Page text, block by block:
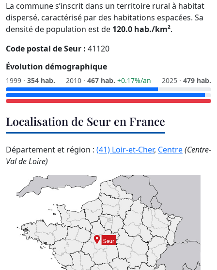
La commune s’inscrit dans un territoire rural à habitat
dispersé, caractérisé par des habitations espacées. Sa
densité de population est de 120.0 hab./km².
Code postal de Seur : 41120
Évolution démographique
1999 · 354 hab. 2010 · 467 hab. +0.17%/an 2025 · 479 hab.
Localisation de Seur en France
Département et région : (41) Loir-et-Cher, Centre(Centre-
Val de Loire)